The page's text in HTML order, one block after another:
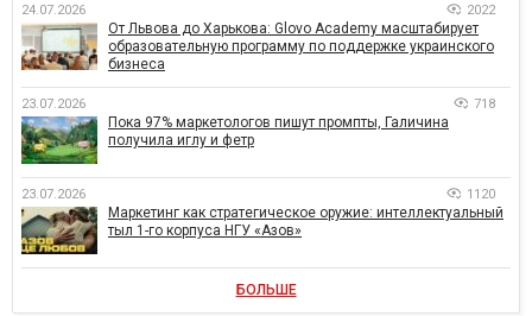
24.07.2026 2022
От Львова до Харькова: Glovo Academy масштабирует
образовательную программу по поддержке украинского
бизнеса
23.07.2026 718
Пока 97% маркетологов пишут промпты, Галичина
получила иглу и фетр
23.07.2026 1120
Маркетинг как стратегическое оружие: интеллектуальный
тыл 1-го корпуса НГУ «Азов»
БОЛЬШЕ